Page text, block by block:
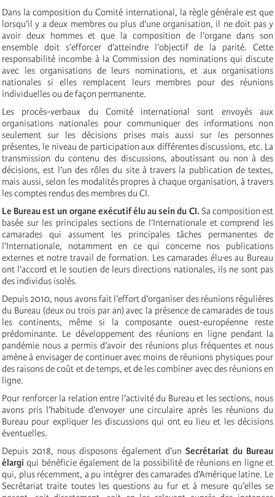
Dans la composition du Comité international, la règle générale est que
lorsqu’il y a deux membres ou plus d’une organisation, il ne doit pas y
avoir deux hommes et que la composition de l’organe dans son
ensemble doit s’efforcer d’atteindre l’objectif de la parité. Cette
responsabilité incombe à la Commission des nominations qui discute
avec les organisations de leurs nominations, et aux organisations
nationales si elles remplacent leurs membres pour des réunions
individuelles ou de façon permanente.
Les procès-verbaux du Comité international sont envoyés aux
organisations nationales pour communiquer des informations non
seulement sur les décisions prises mais aussi sur les personnes
présentes, le niveau de participation aux différentes discussions, etc. La
transmission du contenu des discussions, aboutissant ou non à des
décisions, est l’un des rôles du site à travers la publication de textes,
mais aussi, selon les modalités propres à chaque organisation, à travers
les comptes rendus des membres du CI.
Le Bureau est un organe exécutif élu au sein du CI. Sa composition est
basée sur les principales sections de l’Internationale et comprend les
camarades qui assument les principales tâches permanentes de
l’Internationale, notamment en ce qui concerne nos publications
externes et notre travail de formation. Les camarades élu·es au Bureau
ont l’accord et le soutien de leurs directions nationales, ils ne sont pas
des individus isolés.
Depuis 2010, nous avons fait l’effort d’organiser des réunions régulières
du Bureau (deux ou trois par an) avec la présence de camarades de tous
les continents, même si la composante ouest-européenne reste
prédominante. Le développement des réunions en ligne pendant la
pandémie nous a permis d’avoir des réunions plus fréquentes et nous
amène à envisager de continuer avec moins de réunions physiques pour
des raisons de coût et de temps, et de les combiner avec des réunions en
ligne.
Pour renforcer la relation entre l’activité du Bureau et les sections, nous
avons pris l’habitude d’envoyer une circulaire après les réunions du
Bureau pour expliquer les discussions qui ont eu lieu et les décisions
éventuelles.
Depuis 2018, nous disposons également d’un Secrétariat du Bureau
élargi qui bénéficie également de la possibilité de réunions en ligne et
qui, plus récemment, a pu intégrer des camarades d’Amérique latine. Le
Secrétariat traite toutes les questions au fur et à mesure qu’elles se